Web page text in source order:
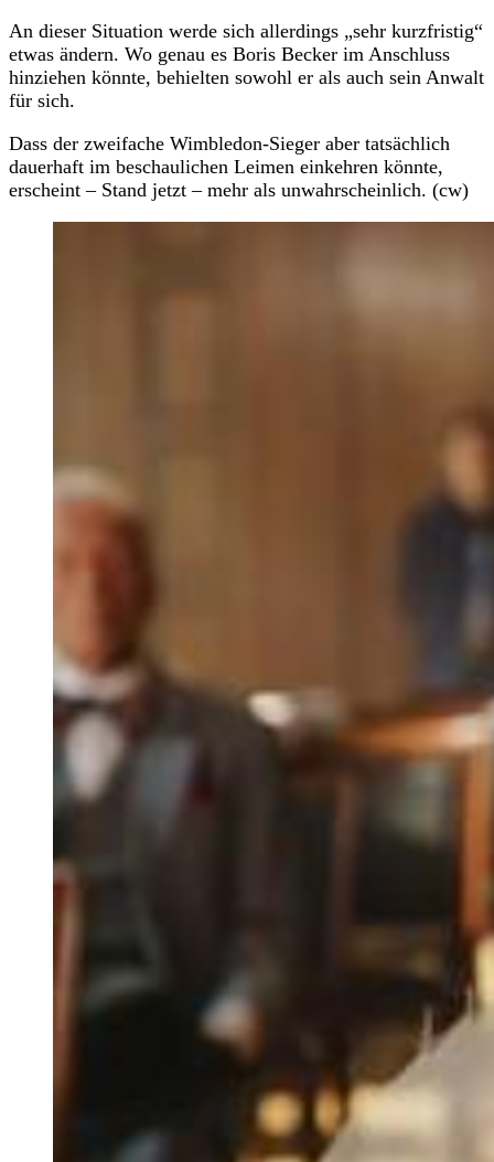
An dieser Situation werde sich allerdings „sehr kurzfristig“
etwas ändern. Wo genau es Boris Becker im Anschluss
hinziehen könnte, behielten sowohl er als auch sein Anwalt
für sich.
Dass der zweifache Wimbledon-Sieger aber tatsächlich
dauerhaft im beschaulichen Leimen einkehren könnte,
erscheint – Stand jetzt – mehr als unwahrscheinlich. (cw)